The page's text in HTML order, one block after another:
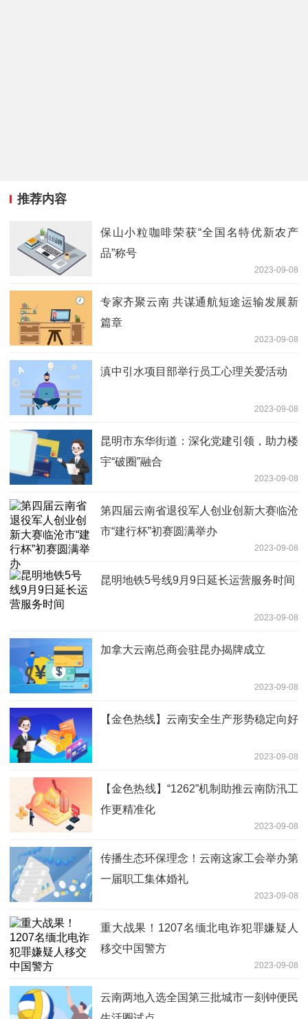
推荐内容
保山小粒咖啡荣获“全国名特优新农产
品”称号
2023-09-08
专家齐聚云南 共谋通航短途运输发展新
篇章
2023-09-08
滇中引水项目部举行员工心理关爱活动
2023-09-08
昆明市东华街道：深化党建引领，助力楼
宇“破圈”融合
2023-09-08
第四届云南省退役军人创业创新大赛临沧
市“建行杯”初赛圆满举办
2023-09-08
昆明地铁5号线9月9日延长运营服务时间
2023-09-08
加拿大云南总商会驻昆办揭牌成立
2023-09-08
【金色热线】云南安全生产形势稳定向好
2023-09-08
【金色热线】“1262”机制助推云南防汛工
作更精准化
2023-09-08
传播生态环保理念！云南这家工会举办第
一届职工集体婚礼
2023-09-08
重大战果！1207名缅北电诈犯罪嫌疑人
移交中国警方
2023-09-08
云南两地入选全国第三批城市一刻钟便民